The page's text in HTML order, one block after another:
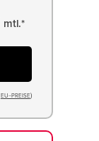
mtl.*
EU−PREISE)